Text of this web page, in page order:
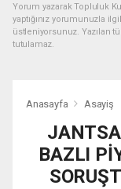
Yorum yazarak Topluluk
yaptığınız yorumunuzla
üstleniyorsunuz. Yazılan
tutulamaz.
Anasayfa Asayiş
BAZLI